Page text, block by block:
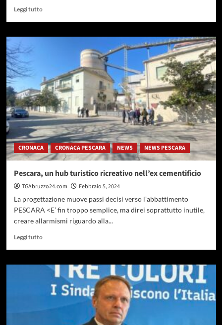
Leggi tuttoLeggi
su
iscrizioni
ai
cinque
centri
diurni
per
persone
con
disabilità.
Ancora
posti
disponibili
CRONACA CRONACA PESCARA NEWS NEWS PESCARA
Pescara, un hub turistico ricreativo nell’ex cementificio
TGAbruzzo24.com
Febbraio 5, 2024
La progettazione muove passi decisi verso l’abbattimento
PESCARA <E’ fin troppo semplice, ma direi soprattutto inutile,
creare allarmismi riguardo alla...
Leggi tuttoLeggi
su
Pescara,
hub